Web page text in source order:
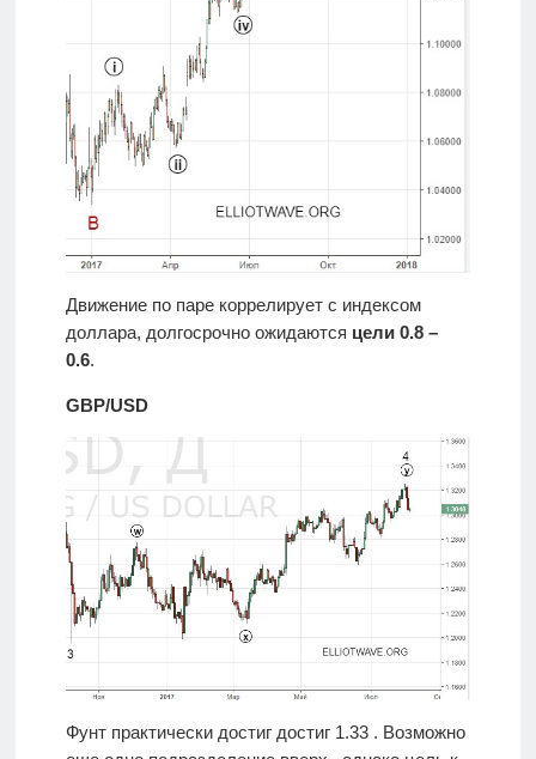
Движение по паре коррелирует с индексом
доллара, долгосрочно ожидаются цели 0.8 –
0.6.
GBP/USD
Фунт практически достиг достиг 1.33 . Возможно